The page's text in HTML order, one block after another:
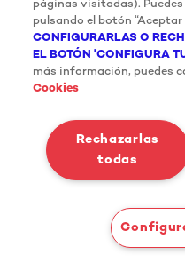
páginas visitadas).
pulsando el botón “Aceptar
CONFIGURARLAS O
EL BOTÓN 'CONFIGURA
más información, puedes
Cookies
Rechazarlas
todas